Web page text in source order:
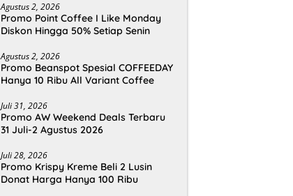
Agustus 2, 2026
Promo Point Coffee I Like Monday
Diskon Hingga 50% Setiap Senin
Agustus 2, 2026
Promo Beanspot Spesial COFFEEDAY
Hanya 10 Ribu All Variant Coffee
Juli 31, 2026
Promo AW Weekend Deals Terbaru
31 Juli-2 Agustus 2026
Juli 28, 2026
Promo Krispy Kreme Beli 2 Lusin
Donat Harga Hanya 100 Ribu